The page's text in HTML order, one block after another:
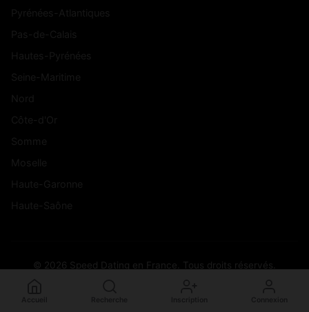
© 2026 Speed Dating en France. Tous droits réservés.